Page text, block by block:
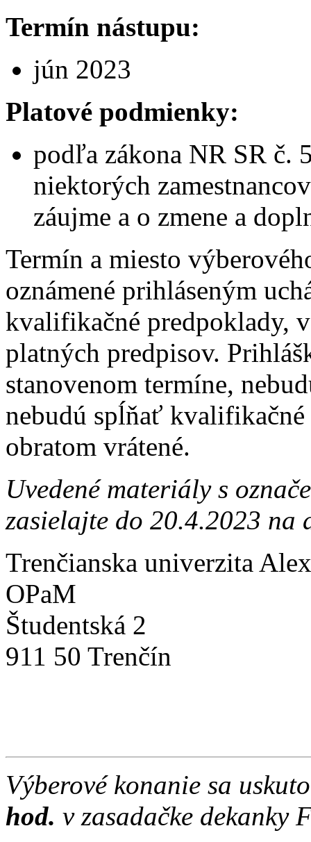
Termín nástupu:
jún 2023
Platové podmienky:
podľa zákona NR SR č.
niektorých
záujme a o zmene a
Termín a miesto
oznámené prihláseným
kvalifikačné predpoklady,
platných predpisov.
stanovenom termíne,
nebudú spĺňať
obratom vrátené.
Uvedené materiály s
zasielajte do 20.4.2023 na
Trenčianska univerzita
OPaM
Študentská 2
911 50 Trenčín
Výberové konanie sa
hod. v zasadačke dekanky